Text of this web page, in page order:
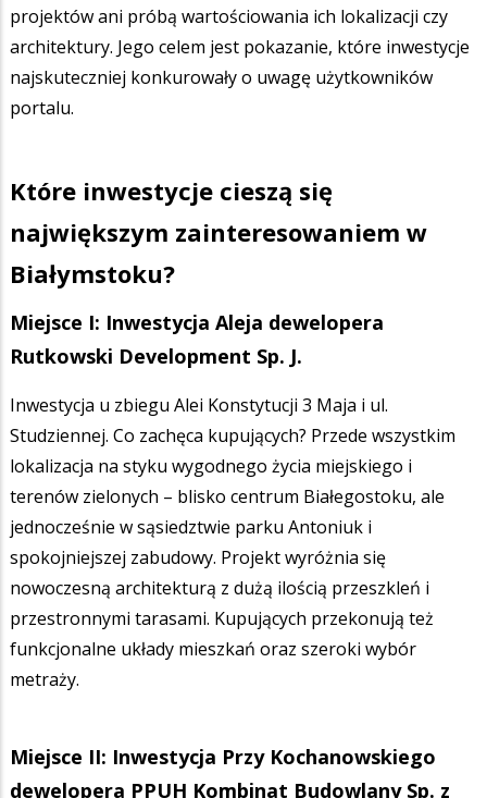
projektów ani próbą wartościowania ich lokalizacji czy
architektury. Jego celem jest pokazanie, które inwestycje
najskuteczniej konkurowały o uwagę użytkowników
portalu.
Które inwestycje cieszą się
największym zainteresowaniem w
Białymstoku?
Miejsce I: Inwestycja Aleja dewelopera
Rutkowski Development Sp. J.
Inwestycja u zbiegu Alei Konstytucji 3 Maja i ul.
Studziennej. Co zachęca kupujących? Przede wszystkim
lokalizacja na styku wygodnego życia miejskiego i
terenów zielonych – blisko centrum Białegostoku, ale
jednocześnie w sąsiedztwie parku Antoniuk i
spokojniejszej zabudowy. Projekt wyróżnia się
nowoczesną architekturą z dużą ilością przeszkleń i
przestronnymi tarasami. Kupujących przekonują też
funkcjonalne układy mieszkań oraz szeroki wybór
metraży.
Miejsce II: Inwestycja Przy Kochanowskiego
dewelopera PPUH Kombinat Budowlany Sp. z